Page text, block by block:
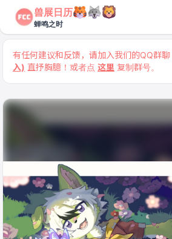
兽展日历
蝉鸣之时
有任何建议和反馈，请加入我们的QQ群聊
入) 直抒胸臆！或者点 这里 复制群号。